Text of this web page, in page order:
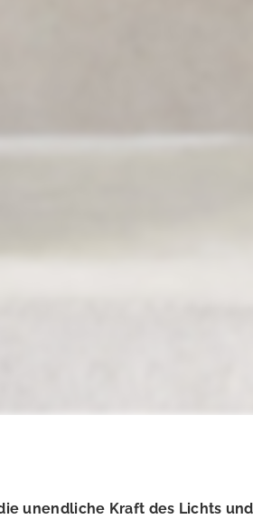
die unendliche Kraft des Lichts